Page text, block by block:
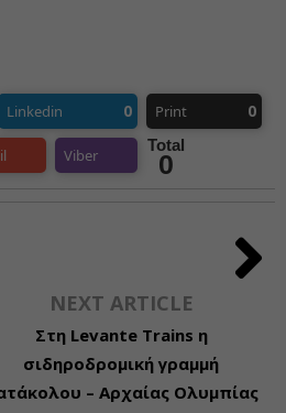
Linkedin 0 Print 0
Viber
Total
0
NEXT ARTICLE
Στη Levante Trains η
σιδηροδρομική γραμμή
– Αρχαίας Ολυμπίας